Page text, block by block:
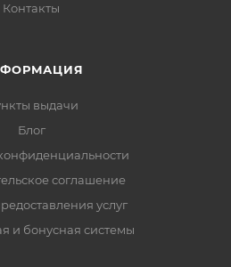
Контакты
выдачи
Блог
соглашение
услуг
и бонусная системы